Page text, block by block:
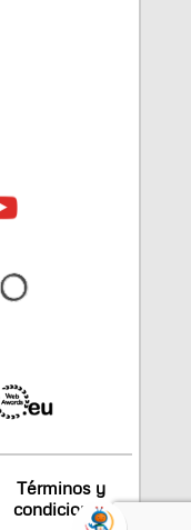
Términos y
condiciones